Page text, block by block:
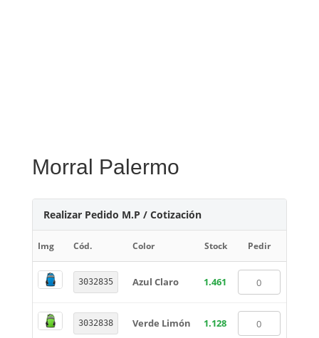
Morral Palermo
Realizar Pedido M.P / Cotización
Img Cód. Color Stock Pedir
3032835 Azul Claro 1.461
3032838 Verde Limón 1.128